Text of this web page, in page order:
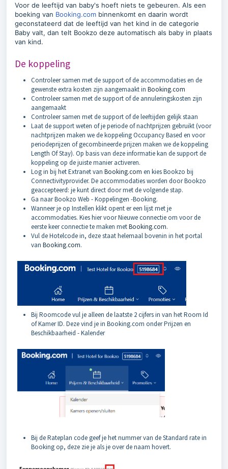
Voor de leeftijd van baby's hoeft niets te gebeuren. Als een
boeking van Booking.com binnenkomt en daarin wordt
geconstateerd dat de leeftijd van het kind in de categorie
Baby valt, dan telt Bookzo deze automatisch als baby in plaats
van kind.
De koppeling
Controleer samen met de support of de accommodaties en de
gewenste extra kosten zijn aangemaakt in Booking.com
Controleer samen met de support of de annuleringskosten zijn
aangemaakt
Controleer samen met de support of de leeftijden gelijk staan
Laat de support weten of je periode of nachtprijzen gebruikt (voor
nachtprijzen maken we de koppeling Occupancy Based en voor
periodeprijzen of gecombineerde prijzen maken we de koppeling
Length Of Stay). Op basis van deze informatie kan de support de
koppeling op de juiste manier activeren.
Log in bij het Extranet van Booking.com en kies Bookzo bij
Connectivityprovider. De accommodaties worden door Bookzo
geaccepteerd: je kunt direct door met de volgende stap.
Ga naar Bookzo Web - Koppelingen -Booking.
Wanneer je op Instellen klikt opent er een lijst met je
accommodaties. Kies hier voor Nieuwe connectie om voor de
eerste keer connectie te maken metBooking.com.
Vul de Hotelcode in, deze staat helemaal bovenin in het portal
van Booking.com.
Bij Roomcode vul je alleen de laatste 2 cijfers in van het Room Id
of Kamer ID. Deze vind je in Booking.com onder Prijzen en
Beschikbaarheid - Kalender
Bij de Rateplan code geef je het nummer van de Standard rate in
Booking op, deze zie je als je over de naam hovert.